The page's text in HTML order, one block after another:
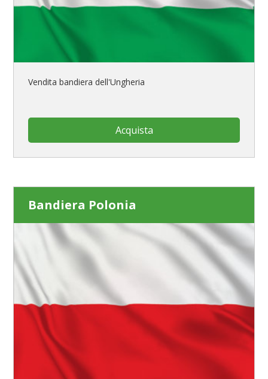
Vendita bandiera dell'Ungheria
Acquista
Bandiera Polonia